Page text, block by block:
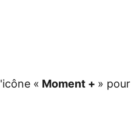
« Moment + » pour